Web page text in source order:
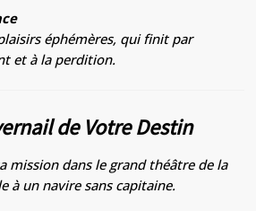
éphémères, qui finit par
et à la perdition.
de Votre Destin
mission dans le grand théâtre de la
à un navire sans capitaine.